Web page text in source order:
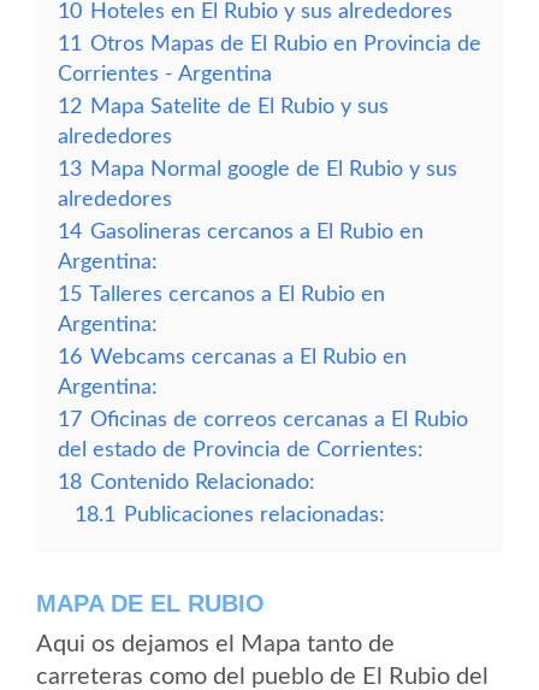
10 Hoteles en El Rubio y sus alrededores
11 Otros Mapas de El Rubio en Provincia de
Corrientes - Argentina
12 Mapa Satelite de El Rubio y sus
alrededores
13 Mapa Normal google de El Rubio y sus
alrededores
14 Gasolineras cercanos a El Rubio en
Argentina:
15 Talleres cercanos a El Rubio en
Argentina:
16 Webcams cercanas a El Rubio en
Argentina:
17 Oficinas de correos cercanas a El Rubio
del estado de Provincia de Corrientes:
18 Contenido Relacionado:
18.1
Publicaciones relacionadas:
MAPA DE EL RUBIO
Aqui os dejamos el Mapa tanto de
carreteras como del pueblo de El Rubio del